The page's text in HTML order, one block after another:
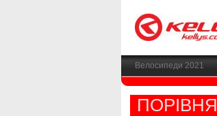
Велосипеди 2021